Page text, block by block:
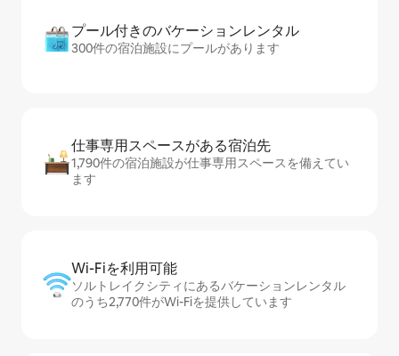
プール付きのバ⁠ケ⁠ー⁠シ⁠ョ⁠ンレ⁠ン⁠タ⁠ル
300件の宿泊施設にプールがあります
仕事専用ス⁠ペ⁠ー⁠スがあ⁠る宿⁠泊⁠先
1,790件の宿泊施設が仕事専用スペースを備えてい
ます
Wi-Fiを利⁠用⁠可⁠能
ソルトレイクシティにあるバケーションレンタル
のうち2,770件がWi-Fiを提供しています